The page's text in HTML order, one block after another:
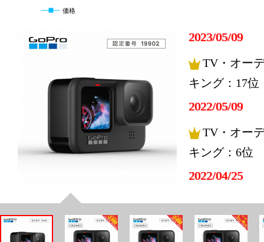
価格
2023/05/09
TV・オー
キング：17位
2022/05/09
TV・オー
キング：6位
2022/04/25
TV・オー
キング：6位